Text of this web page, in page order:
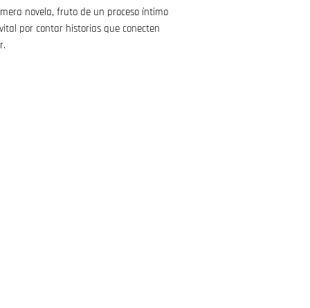
novela, fruto de un proceso íntimo
por contar historias que conecten